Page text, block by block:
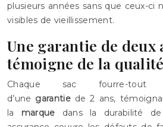
plusieurs années sans que ceux-ci
visibles de vieillissement.
Une garantie de deux
témoigne de la qualité
Chaque sac fourre-tout
d’une garantiede 2 ans,
la marque dans la durabilité